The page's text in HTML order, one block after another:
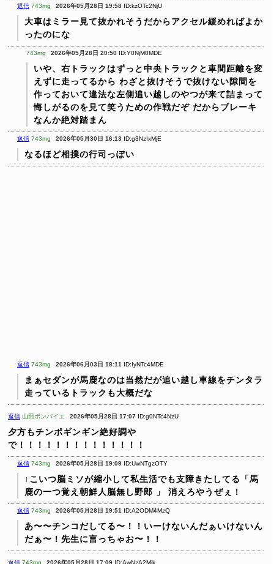
返信 743mg 2026年05月28日 19:58 ID:kzOTc2NjU
大車はミラー見て抜かれそうだからアクセル緩めればよか
ったのにな
743mg 2026年05月28日 20:50 ID:Y0NjM0MDE
いや、右トラックはずっと中央トラックと車間距離を変
えずに走ってるから わざと抜けそうで抜けない隙間を
作っておいて違法な左側追い越しのやつが来て詰まって
悔しがるのを見て笑うための作戦だぞ だからブレーキ
なんか絶対踏まん
返信 743mg 2026年05月30日 16:13 ID:g3NzIxMjE
なるほど相撲の行司っぽい
返信 743mg 2026年06月03日 18:11 ID:IyNTc4MDE
まぁセダンが馬鹿なのは当然だが追い越し車線をチンタラ
走っているトラックも大概だな
返信 山田ボンバイエ 2026年05月28日 17:07 ID:g0NTc4NzU
夕方もチンポギンギン絶好調や
で！！！！！！！！！！！！！！
返信 743mg 2026年05月28日 19:09 ID:UwNTgzOTY
↑こいつ脳ミソが縮小して私生活でも支障きたしてる「馬
鹿の一つ覚え朝鮮人脳無し野郎 」
消えろやうぜぇ！
返信 743mg 2026年05月28日 19:51 ID:A2ODM4MzQ
あ〜〜チンコだしてる〜！！いーけないんだぁいけないん
だぁ〜！先生に言っちゃお〜！！
返信 743mg 2026年05月28日 17:09 ID:AwNzA2Mjk